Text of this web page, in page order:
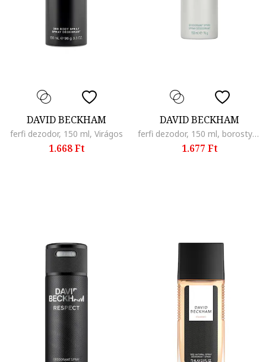
DAVID BECKHAM
ferfi dezodor, 150 ml, Virágos
1.668 Ft
DAVID BECKHAM
ferfi dezodor, 150 ml, borostyán/Citrus/Levendula
1.677 Ft